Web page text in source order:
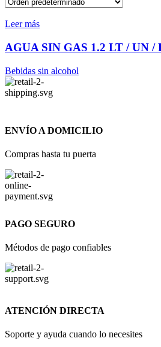
Leer más
AGUA SIN GAS 1.2 LT / UN /
Bebidas sin alcohol
ENVÍO A DOMICILIO
Compras hasta tu puerta
PAGO SEGURO
Métodos de pago confiables
ATENCIÓN DIRECTA
Soporte y ayuda cuando lo necesites